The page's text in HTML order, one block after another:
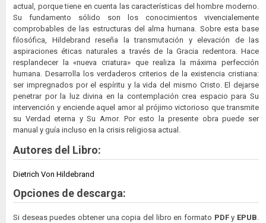
actual, porque tiene en cuenta las características del hombre moderno.
Su fundamento sólido son los conocimientos vivencialemente
comprobables de las estructuras del alma humana. Sobre esta base
filosófica, Hildebrand reseña la transmutación y elevación de las
aspiraciones éticas naturales a través de la Gracia redentora. Hace
resplandecer la «nueva criatura» que realiza la máxima perfección
humana. Desarrolla los verdaderos criterios de la existencia cristiana:
ser impregnados por el espíritu y la vida del mismo Cristo. El dejarse
penetrar por la luz divina en la contemplación crea espacio para Su
intervención y enciende aquel amor al prójimo victorioso que transmite
su Verdad eterna y Su Amor. Por esto la presente obra puede ser
manual y guía incluso en la crisis religiosa actual.
Autores del Libro:
Dietrich Von Hildebrand
Opciones de descarga:
Si deseas puedes obtener una copia del libro en formato PDFy EPUB